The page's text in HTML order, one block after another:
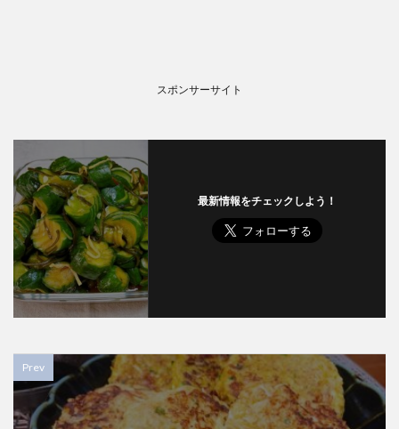
スポンサーサイト
最新情報をチェックしよう！
Prev